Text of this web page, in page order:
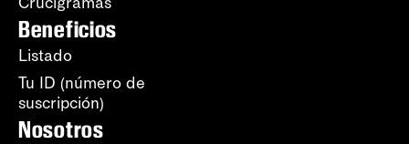
Beneficios
Listado
Tu ID (número de
suscripción)
Nosotros